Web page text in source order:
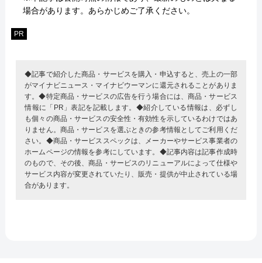
場合があります。あらかじめご了承ください。
PR
◆記事で紹介した商品・サービスを購入・申込すると、売上の一部
がマイナビニュース・マイナビウーマンに還元されることがありま
す。◆特定商品・サービスの広告を行う場合には、商品・サービス
情報に「PR」表記を記載します。◆紹介している情報は、必ずし
も個々の商品・サービスの安全性・有効性を示しているわけではあ
りません。商品・サービスを選ぶときの参考情報としてご利用くだ
さい。◆商品・サービススペックは、メーカーやサービス事業者の
ホームページの情報を参考にしています。◆記事内容は記事作成時
のもので、その後、商品・サービスのリニューアルによって仕様や
サービス内容が変更されていたり、販売・提供が中止されている場
合があります。